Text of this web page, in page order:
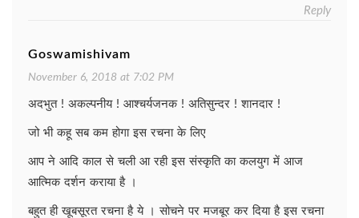
Reply
Goswamishivam
November 6, 2018 at 7:02 PM
अदभुत ! अकल्पनीय ! आश्चर्यजनक ! अतिसुन्दर ! शानदार !
जो भी कहू सब कम होगा इस रचना के लिए
आप ने आदि काल से चली आ रही इस संस्कृति का कलयुग में आज
आत्मिक दर्शन कराया है ।
बहुत ही खूबसूरत रचना है ये । सोचने पर मजबूर कर दिया है इस रचना